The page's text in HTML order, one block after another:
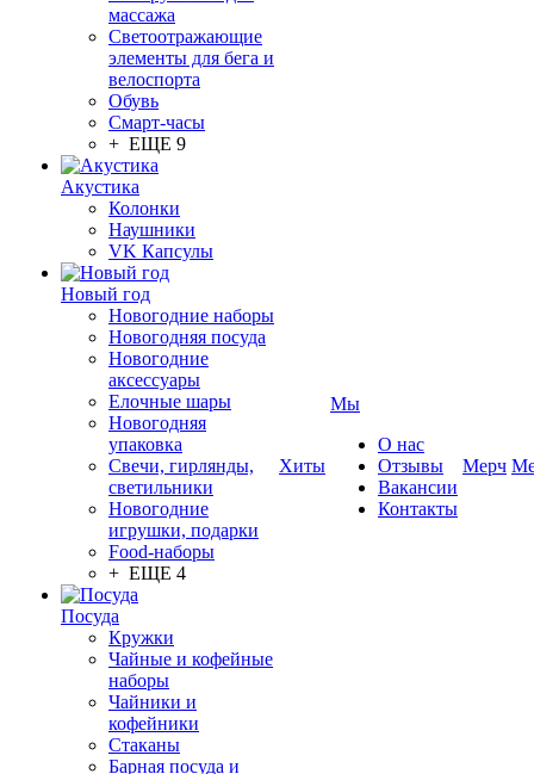
массажа
Светоотражающие
элементы для бега и
велоспорта
Обувь
Смарт-часы
+ ЕЩЕ 9
Акустика
Колонки
Наушники
VK Капсулы
Новый год
Новогодние наборы
Новогодняя посуда
Новогодние
аксессуары
Елочные шары
Новогодняя
упаковка
Свечи, гирлянды,
светильники
Новогодние
игрушки, подарки
Food-наборы
+ ЕЩЕ 4
Посуда
Кружки
Чайные и кофейные
наборы
Чайники и
кофейники
Стаканы
Барная посуда и
Хиты
Мы
О нас
Отзывы
Вакансии
Контакты
Мерч